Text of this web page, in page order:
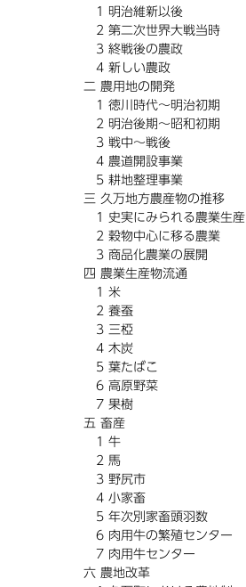
1 明治維新以後
2 第二次世界大戦当時
3 終戦後の農政
4 新しい農政
二 農用地の開発
1 徳川時代～明治初期
2 明治後期～昭和初期
3 戦中～戦後
4 農道開設事業
5 耕地整理事業
三 久万地方農産物の推移
1 史実にみられる農業生産
2 穀物中心に移る農業
3 商品化農業の展開
四 農業生産物流通
1 米
2 養蚕
3 三椏
4 木炭
5 葉たばこ
6 高原野菜
7 果樹
五 畜産
1 牛
2 馬
3 野尻市
4 小家畜
5 年次別家畜頭羽数
6 肉用牛の繁殖センター
7 肉用牛センター
六 農地改革